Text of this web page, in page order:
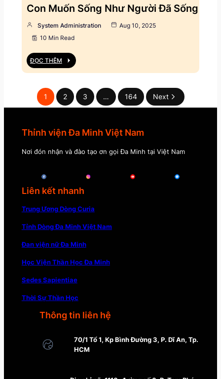
Con Muốn Sống Như Người Đã Sống
System Administration
Aug 10, 2025
10 Min Read
ĐỌC THÊM
1 2 3 … 164 Next
Thỉnh viện Đa Minh Việt Nam
Nơi đón nhận và đào tạo ơn gọi Đa Minh tại Việt Nam
Liên kết nhanh
Trung Ương Dòng Curia
Tỉnh Dòng Đa Minh Việt Nam
Đan viện nữ Đa Minh
Học Viện Thần Học Đa Minh
Sedes Sapientiae
Thời Sự Thần Học
Thông tin liên hệ
70/1 Tổ 1, Kp Bình Đường 3, P. Dĩ An, Tp.
HCM